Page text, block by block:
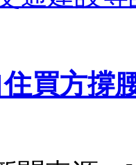
住買方撐